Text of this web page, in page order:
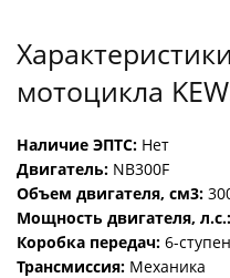
мотоцикла
Наличие ЭПТС: Нет
Двигатель: NB300F
Объем двигателя, см3:
Мощность двигателя, л.с.:
Коробка передач: 6-
Трансмиссия: Механика